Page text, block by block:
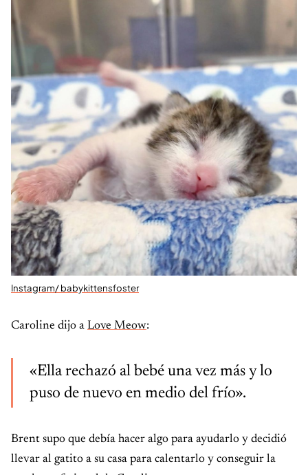
Instagram/ babykittensfoster
Caroline dijo a Love Meow:
«Ella rechazó al bebé una vez más y lo
puso de nuevo en medio del frío».
Brent supo que debía hacer algo para ayudarlo y decidió
llevar al gatito a su casa para calentarlo y conseguir la